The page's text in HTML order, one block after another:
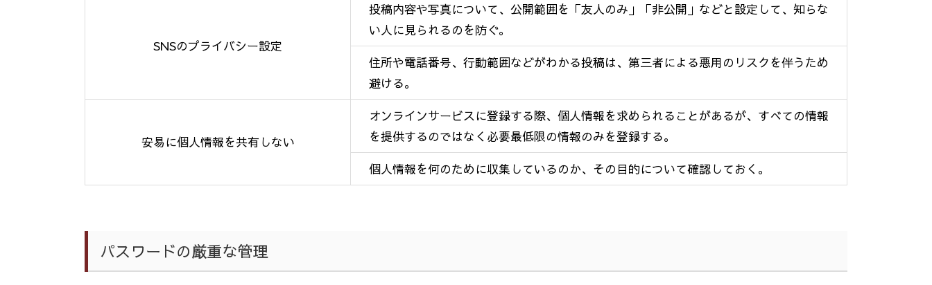
SNSのプライバシー設定
投稿内容や写真について、公開範囲を「友人のみ」「非公開」などと設定して、知らな
い人に見られるのを防ぐ。
住所や電話番号、行動範囲などがわかる投稿は、第三者による悪用のリスクを伴うため
避ける。
安易に個人情報を共有しない
オンラインサービスに登録する際、個人情報を求められることがあるが、すべての情報
を提供するのではなく必要最低限の情報のみを登録する。
個人情報を何のために収集しているのか、その目的について確認しておく。
パスワードの厳重な管理